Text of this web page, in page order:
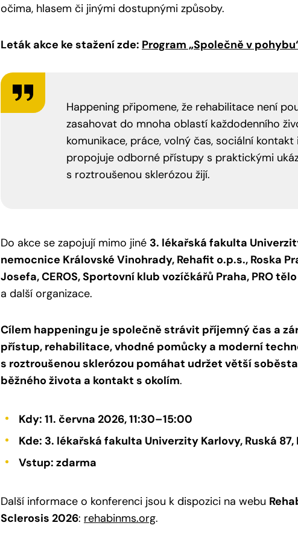
očima, hlasem či jinými dostupnými způsoby.
Leták akce ke stažení zde: Program „Společně v
Happening připomene, že rehabilitace není
zasahovat do mnoha oblastí každodenního
komunikace, práce, volný čas, sociální
propojuje odborné přístupy s praktickými
s roztroušenou sklerózou žijí.
Do akce se zapojují mimo jiné 3. lékařská fakulta
nemocnice Královské Vinohrady, Rehafit o.p.s., Roska
Josefa, CEROS, Sportovní klub vozíčkářů Praha, PRO
a další organizace.
Cílem happeningu je společně strávit příjemný čas a
přístup, rehabilitace, vhodné pomůcky a moderní
s roztroušenou sklerózou pomáhat udržet větší
běžného života a kontakt s okolím.
Kdy: 11. června 2026, 11:30–15:00
Kde: 3. lékařská fakulta Univerzity Karlovy, Ruská 87,
Vstup: zdarma
Další informace o konferenci jsou k dispozici na webu
Sclerosis 2026: rehabinms.org.